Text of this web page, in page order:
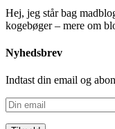
Hej, jeg står bag
kogebøger – mere om
Nyhedsbrev
Indtast din email og
Din
email